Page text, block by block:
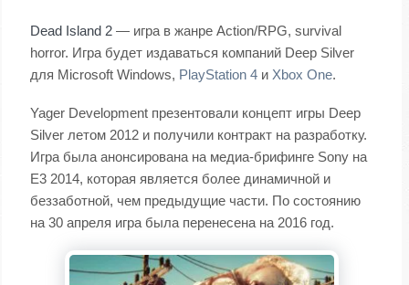
Dead Island 2 — игра в жанре Action/RPG, survival
horror. Игра будет издаваться компаний Deep Silver
для Microsoft Windows, PlayStation 4 и Xbox One.
Yager Development презентовали концепт игры Deep
Silver летом 2012 и получили контракт на разработку.
Игра была анонсирована на медиа-брифинге Sony на
E3 2014, которая является более динамичной и
беззаботной, чем предыдущие части. По состоянию
на 30 апреля игра была перенесена на 2016 год.